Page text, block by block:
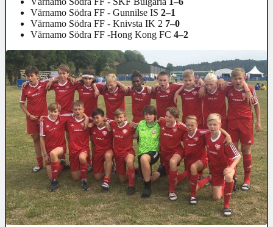
Värnamo Södra FF - Gunnilse IS 2–1
Värnamo Södra FF - Knivsta IK 2 7–0
Värnamo Södra FF -Hong Kong FC 4–2